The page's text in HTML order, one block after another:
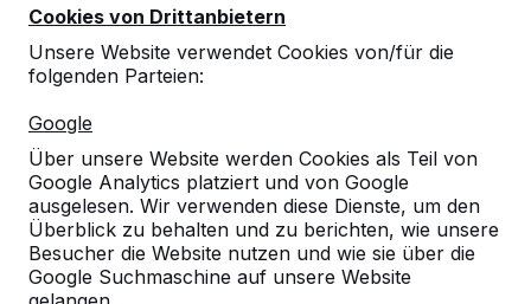
Cookies von Drittanbietern
Unsere Website verwendet Cookies von/für die
folgenden Parteien:
Google
Über unsere Website werden Cookies als Teil von
Google Analytics platziert und von Google
ausgelesen. Wir verwenden diese Dienste, um den
Überblick zu behalten und zu berichten, wie unsere
Besucher die Website nutzen und wie sie über die
Google Suchmaschine auf unsere Website